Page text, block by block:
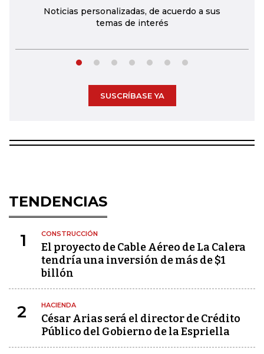
Noticias personalizadas, de acuerdo a sus
temas de interés
SUSCRÍBASE YA
TENDENCIAS
1 CONSTRUCCIÓN
El proyecto de Cable Aéreo de La Calera
tendría una inversión de más de $1
billón
2 HACIENDA
César Arias será el director de Crédito
Público del Gobierno de la Espriella